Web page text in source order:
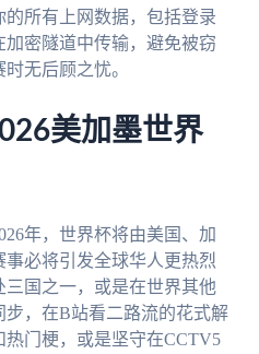
所有上网数据，包括登录
密隧道中传输，避免被窃
无后顾之忧。
美加墨世界
年，世界杯将由美国、加
必将引发全球华人更热烈
国之一，或是在世界其他
，在B站看二路流的花式解
门梗，或是坚守在CCTV5